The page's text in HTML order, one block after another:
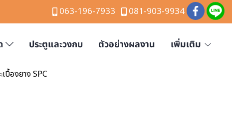
063-196-7933 081-903-9934
ประตูและวงกบ ตัวอย่างผลงาน เพิ่มเติม
บื้องยาง SPC